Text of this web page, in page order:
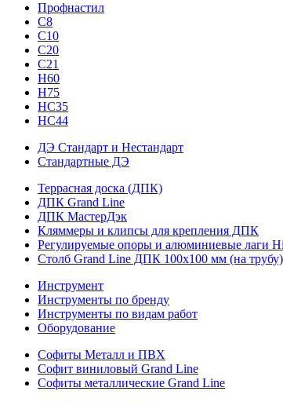
Профнастил
С8
С10
С20
С21
H60
H75
HС35
НС44
ДЭ Стандарт и Нестандарт
Стандартные ДЭ
Террасная доска (ДПК)
ДПК Grand Line
ДПК МастерДэк
Кляммеры и клипсы для крепления ДПК
Регулируемые опоры и алюминиевые лаги
Столб Grand Line ДПК 100х100 мм (на трубу)
Инструмент
Инструменты по бренду
Инструменты по видам работ
Оборудование
Софиты Металл и ПВХ
Софит виниловый Grand Line
Софиты металлические Grand Line